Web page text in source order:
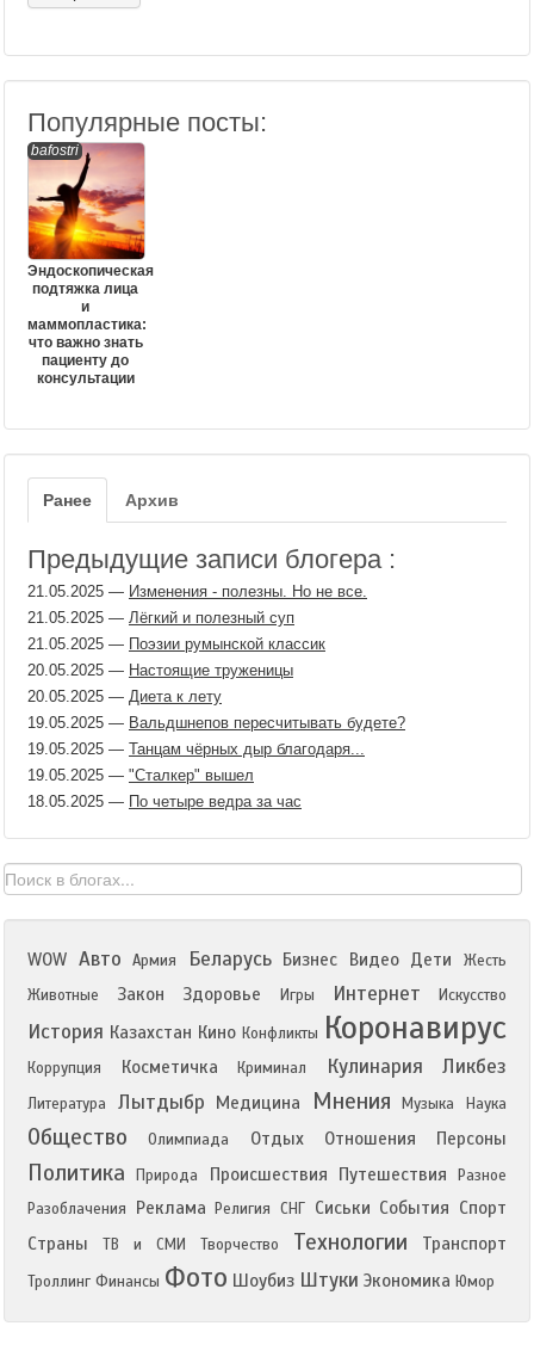
Популярные посты:
bafostri
Эндоскопическая
подтяжка лица
и
маммопластика:
что важно знать
пациенту до
консультации
Ранее Архив
Предыдущие записи блогера :
21.05.2025 — Изменения - полезны. Но не все.
21.05.2025 — Лёгкий и полезный суп
21.05.2025 — Поэзии румынской классик
20.05.2025 — Настоящие труженицы
20.05.2025 — Диета к лету
19.05.2025 — Вальдшнепов пересчитывать будете?
19.05.2025 — Танцам чёрных дыр благодаря...
19.05.2025 — "Сталкер" вышел
18.05.2025 — По четыре ведра за час
WOW Авто Армия Беларусь Бизнес Видео Дети
Жесть
Животные
Закон Здоровье Игры Интернет Искусство
История Казахстан Кино Конфликты Коронавирус
Коррупция Косметичка Криминал Кулинария Ликбез
Литература Лытдыбр Медицина Мнения Музыка Наука
Общество Олимпиада Отдых Отношения Персоны
Политика Природа Происшествия Путешествия
Разное
Разоблачения
Реклама Религия СНГ Сиськи События Спорт
Страны
ТВ и СМИ Творчество Технологии Транспорт
Троллинг Финансы Фото Шоубиз Штуки Экономика Юмор